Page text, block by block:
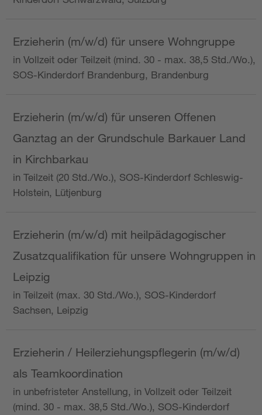
Erzieherin (m/w/d) für unsere Wohngruppe
in Vollzeit oder Teilzeit (mind. 30 - max. 38,5 Std./Wo.),
SOS-Kinderdorf Brandenburg, Brandenburg
Erzieherin (m/w/d) für unseren Offenen
Ganztag an der Grundschule Barkauer Land
in Kirchbarkau
in Teilzeit (20 Std./Wo.), SOS-Kinderdorf Schleswig-
Holstein, Lütjenburg
Erzieherin (m/w/d) mit heilpädagogischer
Zusatzqualifikation für unsere Wohngruppen in
Leipzig
in Teilzeit (max. 30 Std./Wo.), SOS-Kinderdorf
Sachsen, Leipzig
Erzieherin / Heilerziehungspflegerin (m/w/d)
als Teamkoordination
in unbefristeter Anstellung, in Vollzeit oder Teilzeit
(mind. 30 - max. 38,5 Std./Wo.), SOS-Kinderdorf